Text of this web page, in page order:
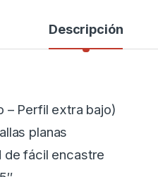
Descripción
– Perfil extra bajo)
planas
de fácil encastre